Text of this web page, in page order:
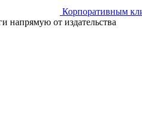
Корпоративным
напрямую от издательства